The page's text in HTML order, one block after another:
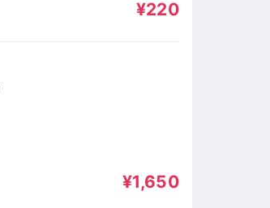
¥220
¥1,650